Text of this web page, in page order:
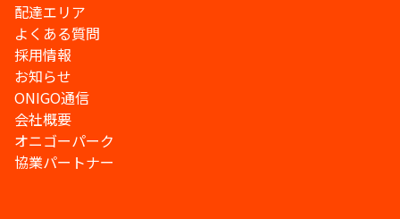
配達エリア
よくある質問
採用情報
お知らせ
ONIGO通信
会社概要
オニゴーパーク
協業パートナー